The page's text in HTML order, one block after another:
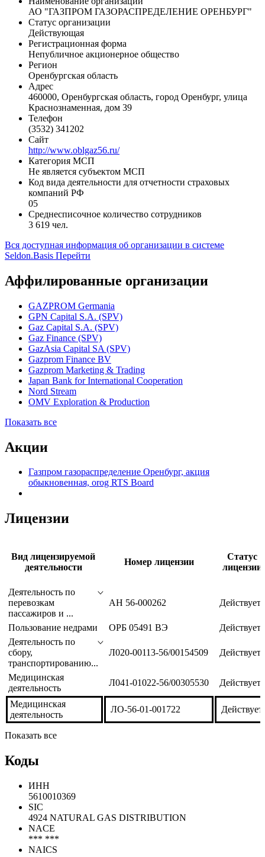
Общая информация
Наименование организации
АО "ГАЗПРОМ ГАЗОРАСПРЕДЕЛЕНИЕ ОРЕНБУРГ"
Статус организации
Действующая
Регистрационная форма
Непубличное акционерное общество
Регион
Оренбургская область
Адрес
460000, Оренбургская область, город Оренбург, улица
Краснознаменная, дом 39
Телефон
(3532) 341202
Сайт
http://www.oblgaz56.ru/
Категория МСП
Не является субъектом МСП
Код вида деятельности для отчетности страховых
05
Среднесписочное количество сотрудников
Вся доступная информация об организации в системе
Аффилированные организации
GAZPROM Germania
GPN Capital S.A. (SPV)
Gaz Capital S.A. (SPV)
Gaz Finance (SPV)
GazAsia Capital SA (SPV)
Gazprom Finance BV
Gazprom Marketing & Trading
Japan Bank for International Cooperation
Акции
обыкновенная, orog RTS Board
Лицензии
Вид лицензируемой
деятельности
Номер лицензии
Статус
лицензии
Деятельность по
перевозкам
пассажиров и ...
Пользование недрами
Деятельность по
сбору,
транспортированию...
Медицинская
Л041-01022-56/00305530 Действует
деятельность
Коды
ИНН
5610010369
SIC